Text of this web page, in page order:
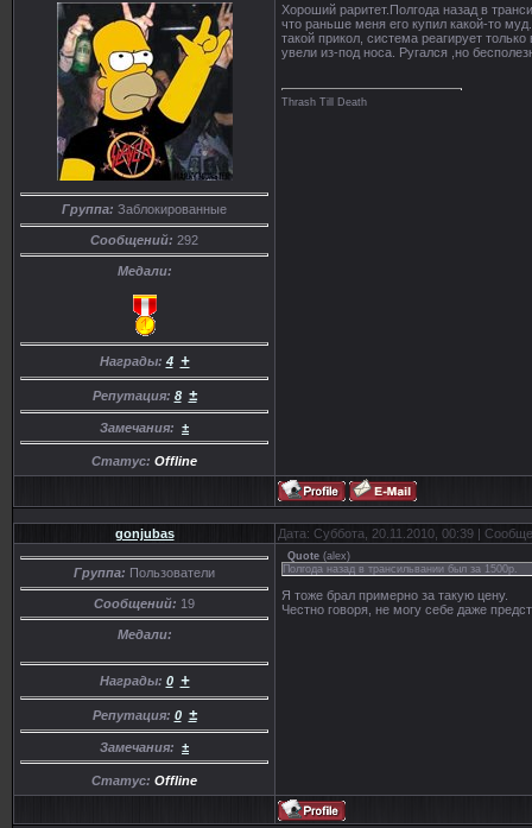
Группа: Заблокированные
Сообщений: 292
Медали:
Награды: 4 +
Репутация: 8 ±
Замечания: ±
Статус: Offline
Хороший раритет.Полгода назад в
что раньше меня его купил какой-то
такой прикол, система реагирует
увели из-под носа. Ругался ,но
Thrash Till Death
gonjubas Дата: Суббота, 20.11.2010, 00:39 |
Группа: Пользователи
Сообщений: 19
Медали:
Награды: 0 +
Репутация: 0 ±
Замечания: ±
Статус: Offline
Quote (alex)
Полгода назад в трансильвании был за 1500р.
Я тоже брал примерно за такую цену.
Честно говоря, не могу себе даже